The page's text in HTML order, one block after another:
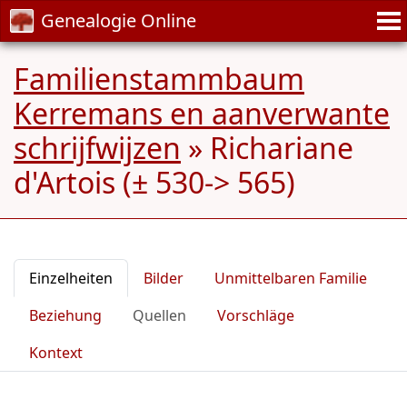
Genealogie Online
Familienstammbaum
Kerremans en aanverwante
schrijfwijzen » Richariane
d'Artois (± 530-> 565)
Einzelheiten Bilder
Unmittelbaren Familie
Beziehung
Quellen
Vorschläge
Kontext